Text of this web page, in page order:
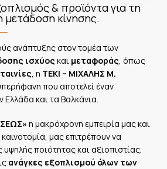
& προϊόντα για τη
μετάδοση κίνησης.
ανάπτυξης στον τομέα των
ισχύος και μεταφοράς, όπως
, η ΤΕΚΙ – ΜΙΧΑΛΗΣ Μ.
που αποτελεί έναν
Ελλάδα και τα Βαλκάνια.
η μακρόχρονη εμπειρία μας και
μας επιτρέπουν να
ποιότητας και αξιοπιστίας,
ανάγκες εξοπλισμού όλων των